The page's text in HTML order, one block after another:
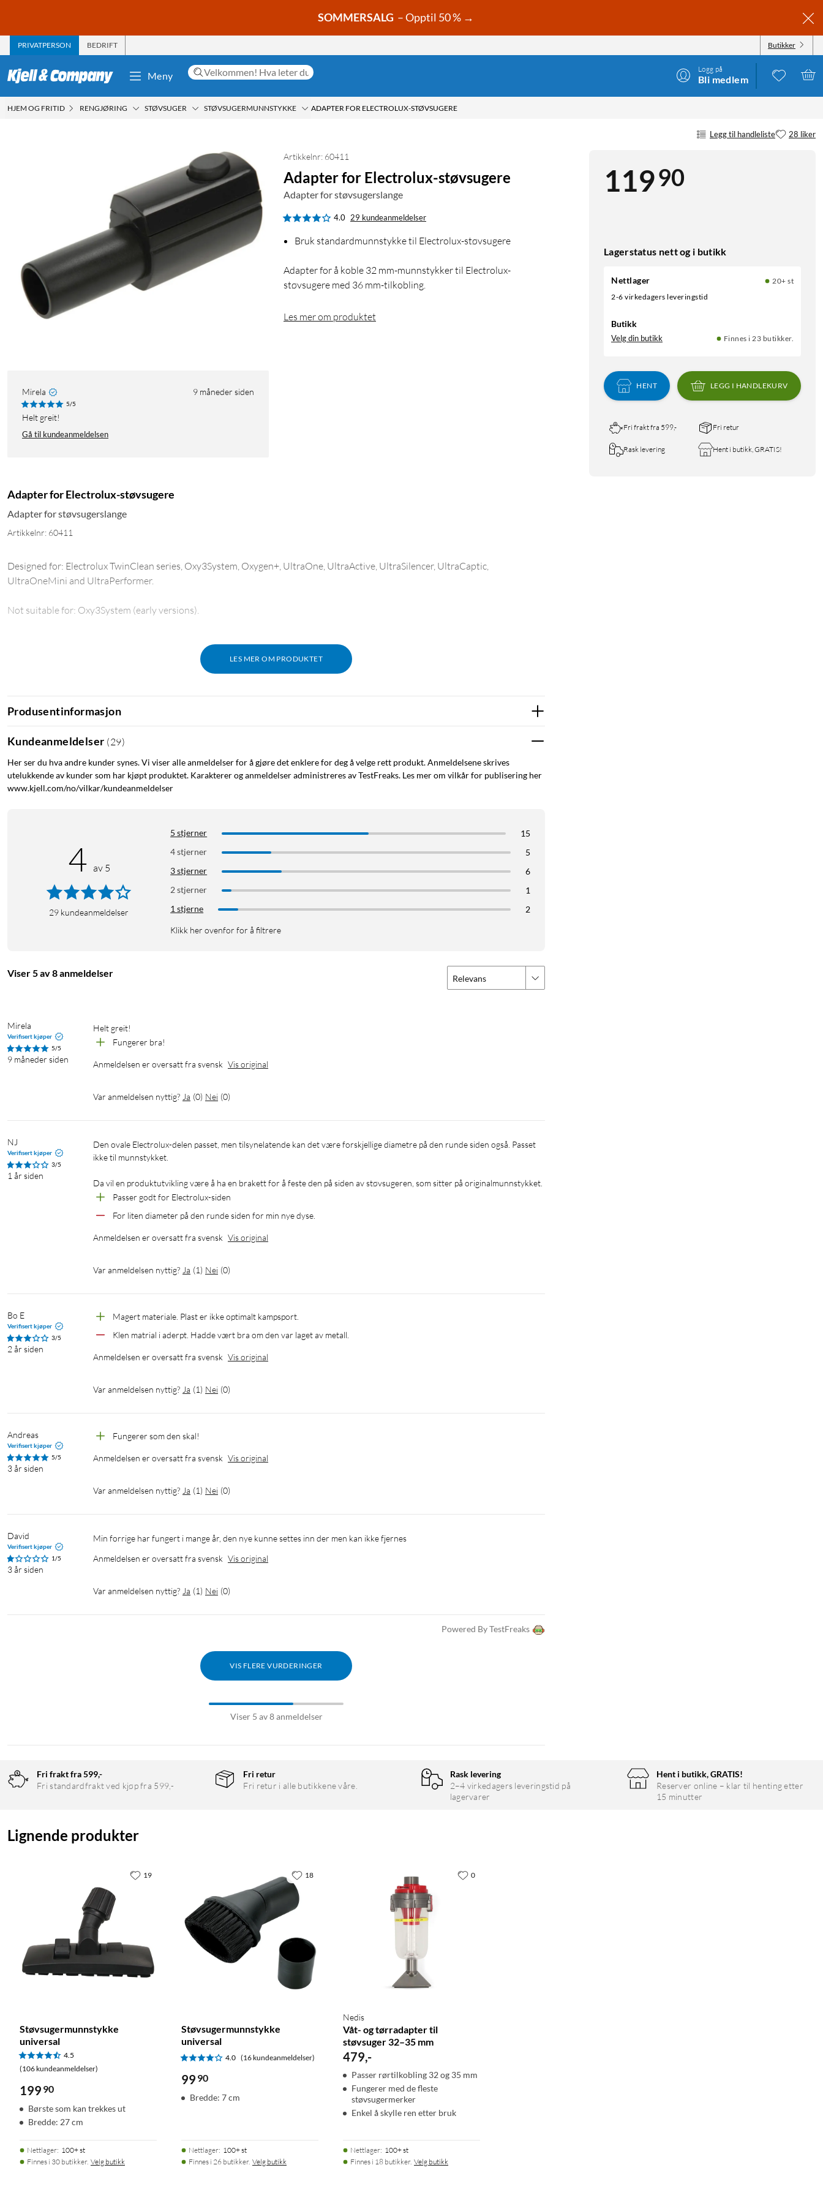
SOMMERSALG – Opptil 50 % →
PRIVATPERSON BEDRIFT Butikker
Meny
Logg på
Bli medlem
HJEM OG FRITID RENGJØRING STØVSUGER STØVSUGERMUNNSTYKKE ADAPTER FOR ELECTROLUX-STØVSUGERE
Legg til handleliste 28 liker
11990
Lagerstatus nett og i butikk
Nettlager
20+ st
2-6 virkedagers leveringstid
Butikk
Velg din butikk Finnes i 23 butikker.
HENT LEGG I HANDLEKURV
Fri frakt fra 599,- Fri retur
Rask levering Hent i butikk, GRATIS!
Artikkelnr: 60411
Adapter for Electrolux-støvsugere
Adapter for støvsugerslange
4.0 29 kundeanmeldelser
Bruk standardmunnstykke til Electrolux-støvsugere
Adapter for å koble 32 mm-munnstykker til Electrolux-
støvsugere med 36 mm-tilkobling.
Les mer om produktet
Mirela 9 måneder siden
5/5
Helt greit!
Gå til kundeanmeldelsen
Adapter for Electrolux-støvsugere
Adapter for støvsugerslange
Artikkelnr: 60411
LES MER OM PRODUKTET
Designed for: Electrolux TwinClean series, Oxy3System, Oxygen+, UltraOne, UltraActive, UltraSilencer, UltraCaptic,
UltraOneMini and UltraPerformer.
Not suitable for: Oxy3System (early versions).
Produsentinformasjon
Kundeanmeldelser (29)
Her ser du hva andre kunder synes. Vi viser alle anmeldelser for å gjøre det enklere for deg å velge rett produkt. Anmeldelsene skrives
utelukkende av kunder som har kjøpt produktet. Karakterer og anmeldelser administreres av TestFreaks. Les mer om vilkår for publisering her
www.kjell.com/no/vilkar/kundeanmeldelser
4 av 5
29 kundeanmeldelser
5 stjerner
15
4 stjerner
5
3 stjerner
6
2 stjerner
1
1 stjerne
2
Klikk her ovenfor for å filtrere
Viser 5 av 8 anmeldelser Relevans
Mirela
Verifisert kjøper
5/5
9 måneder siden
Helt greit!
Fungerer bra!
Anmeldelsen er oversatt fra svensk Vis original
Var anmeldelsen nyttig? Ja (0) Nei (0)
NJ
Verifisert kjøper
3/5
1 år siden
Den ovale Electrolux-delen passet, men tilsynelatende kan det være forskjellige diametre på den runde siden også. Passet
ikke til munnstykket.
Da vil en produktutvikling være å ha en brakett for å feste den på siden av støvsugeren, som sitter på originalmunnstykket.
Passer godt for Electrolux-siden
For liten diameter på den runde siden for min nye dyse.
Anmeldelsen er oversatt fra svensk Vis original
Var anmeldelsen nyttig? Ja (1) Nei (0)
Bo E
Verifisert kjøper
3/5
2 år siden
Magert materiale. Plast er ikke optimalt kampsport.
Klen matrial i aderpt. Hadde vært bra om den var laget av metall.
Anmeldelsen er oversatt fra svensk Vis original
Var anmeldelsen nyttig? Ja (1) Nei (0)
Andreas
Verifisert kjøper
5/5
3 år siden
Fungerer som den skal!
Anmeldelsen er oversatt fra svensk Vis original
Var anmeldelsen nyttig? Ja (1) Nei (0)
David
Verifisert kjøper
1/5
3 år siden
Min forrige har fungert i mange år, den nye kunne settes inn der men kan ikke fjernes
Anmeldelsen er oversatt fra svensk Vis original
Var anmeldelsen nyttig? Ja (1) Nei (0)
Powered By TestFreaks
VIS FLERE VURDERINGER
Viser 5 av 8 anmeldelser
Fri frakt fra 599,-
Fri standardfrakt ved kjøp fra 599,-
Fri retur
Fri retur i alle butikkene våre.
Rask levering
2–4 virkedagers leveringstid på
lagervarer
Hent i butikk, GRATIS!
Reserver online – klar til henting etter
15 minutter
Lignende produkter
Støvsugermunnstykke
universal
4.5
(106 kundeanmeldelser)
199 90
Børste som kan trekkes ut
Bredde: 27 cm
Nettlager: 100+ st
Finnes i 30 butikker. Velg butikk
19
Støvsugermunnstykke
universal
4.0 (16 kundeanmeldelser)
99 90
Bredde: 7 cm
Nettlager: 100+ st
Finnes i 26 butikker. Velg butikk
18
Nedis
Våt- og tørradapter til
støvsuger 32–35 mm
479,-
Passer rørtilkobling 32 og 35 mm
Fungerer med de fleste
støvsugermerker
Enkel å skylle ren etter bruk
Nettlager: 100+ st
Finnes i 18 butikker. Velg butikk
0